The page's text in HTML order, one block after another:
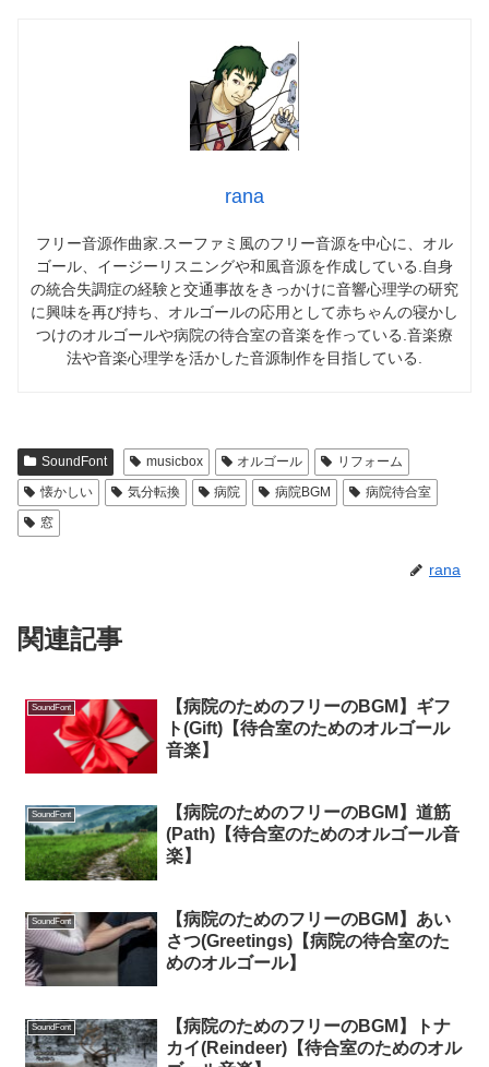
rana
フリー音源作曲家.スーファミ風のフリー音源を中心に、オル
ゴール、イージーリスニングや和風音源を作成している.自身
の統合失調症の経験と交通事故をきっかけに音響心理学の研究
に興味を再び持ち、オルゴールの応用として赤ちゃんの寝かし
つけのオルゴールや病院の待合室の音楽を作っている.音楽療
法や音楽心理学を活かした音源制作を目指している.
SoundFont musicbox オルゴール
リフォーム
懐かしい
気分転換 病院 病院BGM
病院待合室
窓
rana
関連記事
SoundFont
【病院のためのフリーのBGM】ギフ
ト(Gift)【待合室のためのオルゴール
音楽】
SoundFont
【病院のためのフリーのBGM】道筋
(Path)【待合室のためのオルゴール音
楽】
SoundFont
【病院のためのフリーのBGM】あい
さつ(Greetings)【病院の待合室のた
めのオルゴール】
SoundFont
【病院のためのフリーのBGM】トナ
カイ(Reindeer)【待合室のためのオル